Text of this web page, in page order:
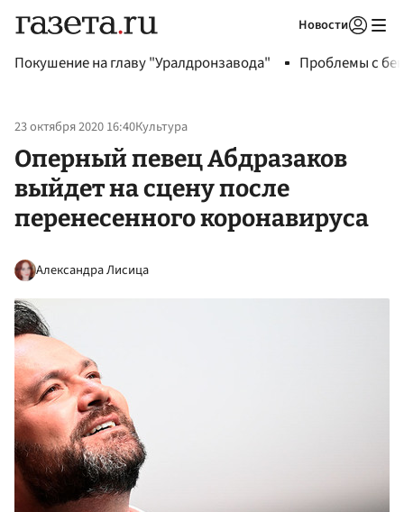
Новости
Покушение на главу "Уралдронзавода" Проблемы с
23 октября 2020 16:40Культура
Оперный певец Абдразаков
выйдет на сцену после
перенесенного коронавируса
Александра Лисица